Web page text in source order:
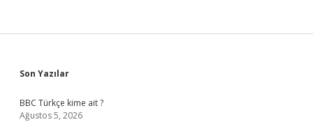
Sidebar
Son Yazılar
BBC Türkçe kime ait ?
Ağustos 5, 2026